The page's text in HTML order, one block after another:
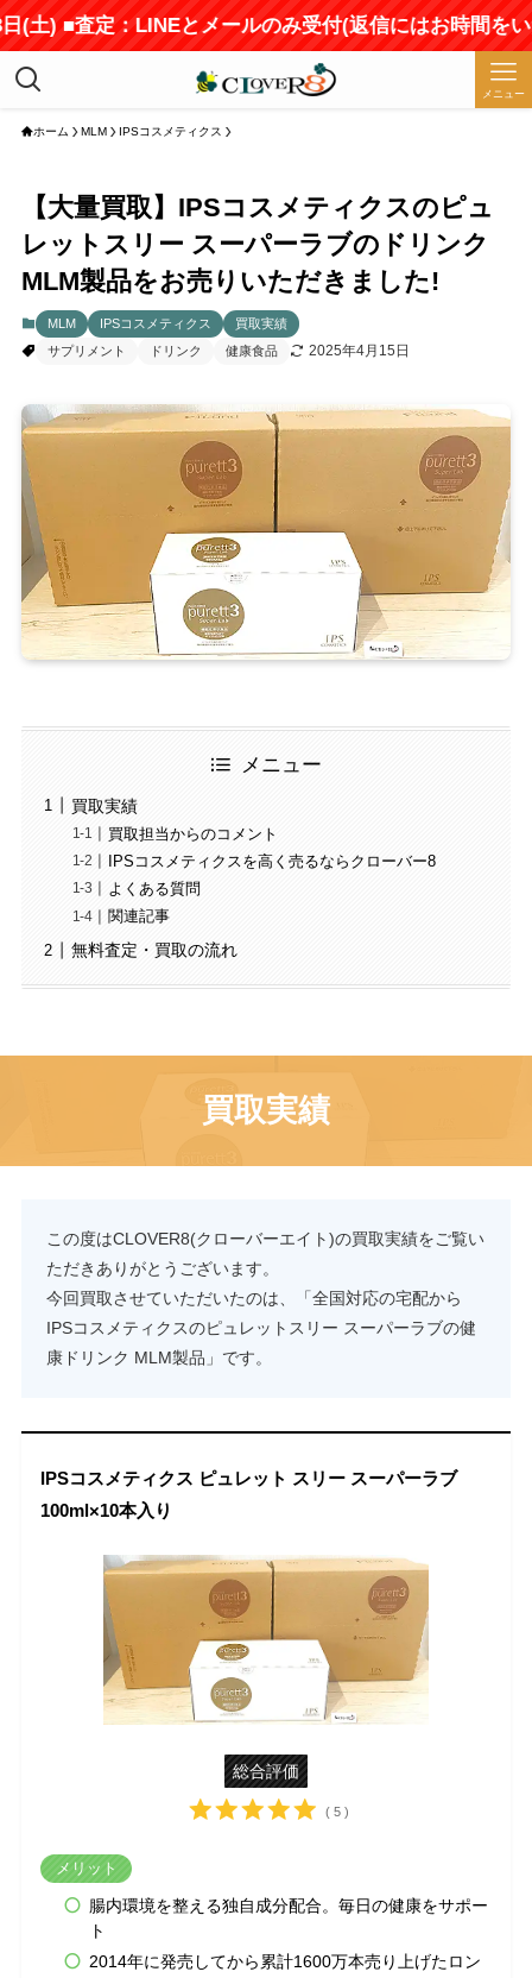
■査定：LINEとメールのみ受付(返信にはお時間をいただ
メニュー
ホーム MLM IPSコスメティクス
【大量買取】IPSコスメティクスのピュ
レットスリー スーパーラブのドリンク
MLM製品をお売りいただきました!
MLM IPSコスメティクス
買取実績
サプリメント
ドリンク 健康食品 2025年4月15日
メニュー
買取実績
買取担当からのコメント
IPSコスメティクスを高く売るならクローバー8
よくある質問
関連記事
無料査定・買取の流れ
買取実績
この度はCLOVER8(クローバーエイト)の買取実績をご覧い
ただきありがとうございます。
今回買取させていただいたのは、「全国対応の宅配から
IPSコスメティクスのピュレットスリー スーパーラブの健
康ドリンク MLM製品」です。
IPSコスメティクス ピュレット スリー スーパーラブ
100ml×10本入り
総合評価
( 5 )
メリット
腸内環境を整える独自成分配合。毎日の健康をサポー
ト
2014年に発売してから累計1600万本売り上げたロン